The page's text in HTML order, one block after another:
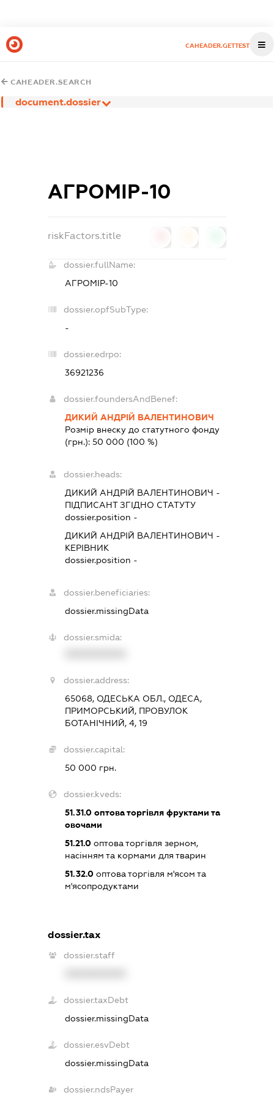
CAHEADER.GETTEST
CAHEADER.SEARCH
document.dossier
АГРОМІР-10
riskFactors.title
dossier.fullName:
АГРОМІР-10
dossier.opfSubType:
-
dossier.edrpo:
36921236
dossier.foundersAndBenef:
ДИКИЙ АНДРІЙ ВАЛЕНТИНОВИЧ
Розмір внеску до статутного фонду
(грн.): 50 000 (100 %)
dossier.heads:
ДИКИЙ АНДРІЙ ВАЛЕНТИНОВИЧ -
ПІДПИСАНТЗГІДНО СТАТУТУ
dossier.position -
ДИКИЙ АНДРІЙ ВАЛЕНТИНОВИЧ -
КЕРІВНИК
dossier.position -
dossier.beneficiaries:
dossier.missingData
dossier.smida:
dossier.address:
65068, ОДЕСЬКА ОБЛ., ОДЕСА,
ПРИМОРСЬКИЙ, ПРОВУЛОК
БОТАНІЧНИЙ, 4, 19
dossier.capital:
50 000 грн.
dossier.kveds:
51.31.0оптова торгівля фруктами та
овочами
51.21.0оптова торгівля зерном,
насінням та кормами для тварин
51.32.0оптова торгівля м'ясом та
м'ясопродуктами
dossier.tax
dossier.staff
dossier.taxDebt
dossier.missingData
dossier.esvDebt
dossier.missingData
dossier.ndsPayer